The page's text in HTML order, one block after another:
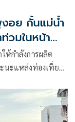
งอย กั้นแม่น้ำ
วมในหน้า
ห้กำลังการผลิต
นะแหล่งท่องเที่ยว